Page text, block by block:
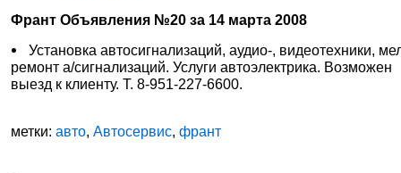
Франт Объявления №20 за 14 марта 2008
Установка автосигнализаций, аудио-, видеотехники,
ремонт а/сигнализаций. Услуги автоэлектрика. Возможен
выезд к клиенту. Т. 8-951-227-6600.
метки:авто,Автосервис,франт